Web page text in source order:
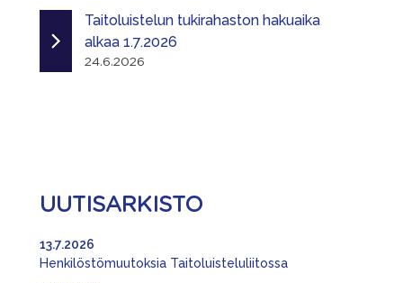
Taitoluistelun tukirahaston hakuaika
alkaa 1.7.2026
24.6.2026
UUTISARKISTO
Henkilöstömuutoksia Taitoluisteluliitossa
13.7.2026